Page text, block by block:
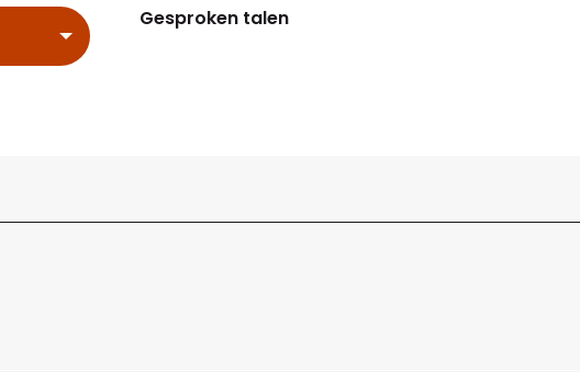
Gesproken talen
Gesproken talen